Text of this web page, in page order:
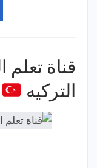
قناة تعلم
التركيه